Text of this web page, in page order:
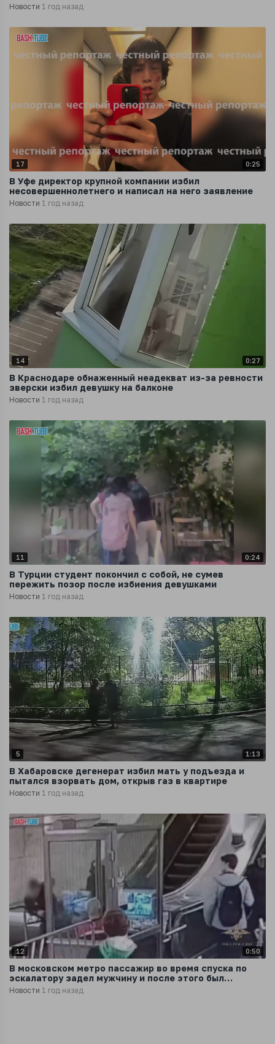
Новости 1 год назад
17 0:25
В Уфе директор крупной компании избил
несовершеннолетнего и написал на него заявление
Новости 1 год назад
14 0:27
В Краснодаре обнаженный неадекват из-за ревности
зверски избил девушку на балконе
Новости 1 год назад
11 0:24
В Турции студент покончил с собой, не сумев
пережить позор после избиения девушками
Новости 1 год назад
5 1:13
В Хабаровске дегенерат избил мать у подъезда и
пытался взорвать дом, открыв газ в квартире
Новости 1 год назад
12 0:50
В московском метро пассажир во время спуска по
эскалатору задел мужчину и после этого был
жестоко избит
Новости 1 год назад